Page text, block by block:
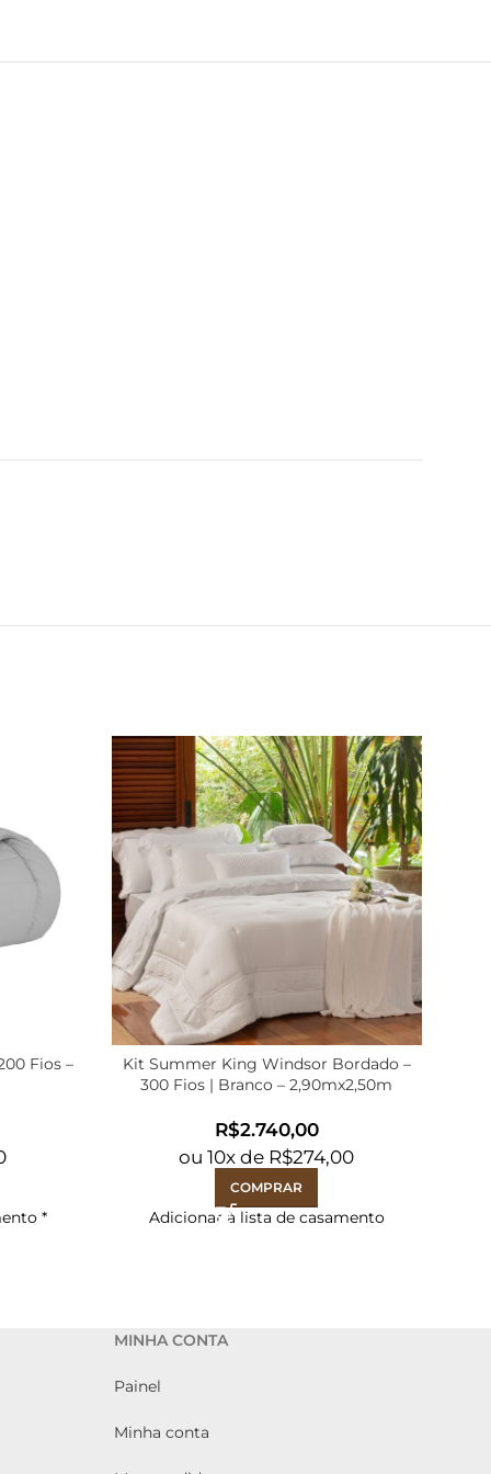
Fios –
*
Kit Summer King Windsor Bordado –
300 Fios | Branco – 2,90mx2,50m
R$
ou10x de R$274,00
COMPRAR
Adicionar à lista de casamento
MINHA CONTA
Painel
Minha conta